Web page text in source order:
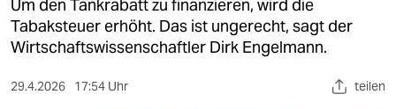
sport
Um den Tankrabatt zu finanzieren, wird die
Tabaksteuer erhöht. Das ist ungerecht, sagt der
Wirtschaftswissenschaftler Dirk Engelmann.
29.4.2026 17:54 Uhr teilen